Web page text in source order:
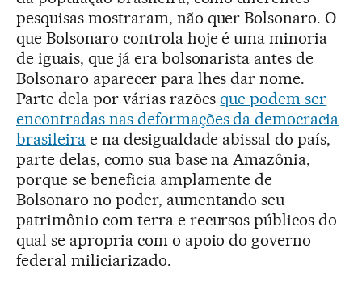
pesquisas mostraram, não quer Bolsonaro. O
que Bolsonaro controla hoje é uma minoria
de iguais, que já era bolsonarista antes de
Bolsonaro aparecer para lhes dar nome.
Parte dela por várias razõesque podem ser
encontradas nas deformações da democracia
brasileirae na desigualdade abissal do país,
parte delas, como sua base na Amazônia,
porque se beneficia amplamente de
Bolsonaro no poder, aumentando seu
patrimônio com terra e recursos públicos do
qual se apropria com o apoio do governo
federal miliciarizado.